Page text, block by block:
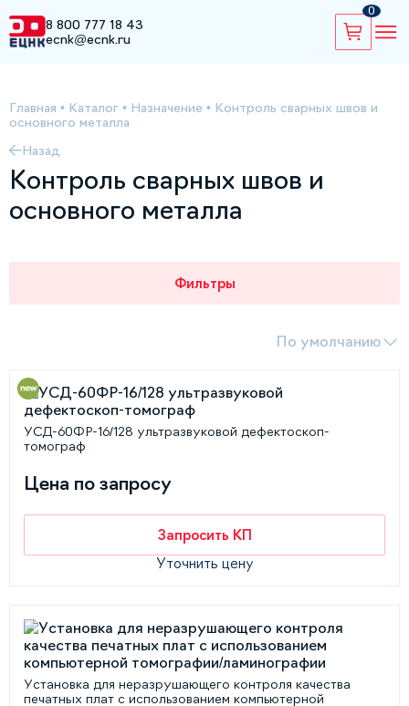
8 800 777 18 43
ecnk@ecnk.ru
0
Главная • Каталог • Назначение • Контроль сварных швов и
основного металла
Назад
Контроль сварных швов и
основного металла
Фильтры
По умолчанию
УСД-60ФР-16/128 ультразвуковой дефектоскоп-
томограф
Цена по запросу
Запросить КП
Уточнить цену
Установка для неразрушающего контроля качества
печатных плат с использованием компьютерной